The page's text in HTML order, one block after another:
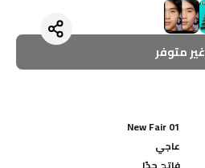
غير متوفر
01 New Fair
عاجي